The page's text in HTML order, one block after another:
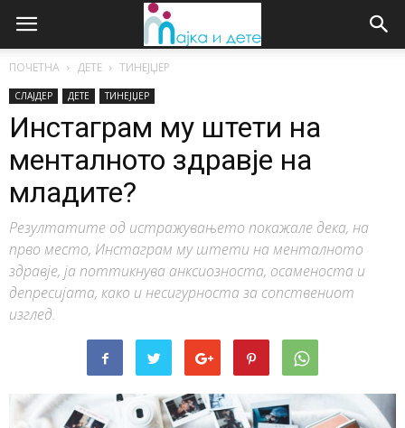
ПОЧЕТНА ДЕТЕ ТИНЕЈЏЕР
СЛАЈДЕР ДЕТЕ ТИНЕЈЏЕР
Инстаграм му штети на
менталното здравје на
младите?
Резултатите од истражувањето покажале дека, на
прво место, Инстаграм му штети на менталното
здравје, ја поттикнува анксиозноста, осаменоста и
депресијата, како и несигурноста за сопствениот
изглед.